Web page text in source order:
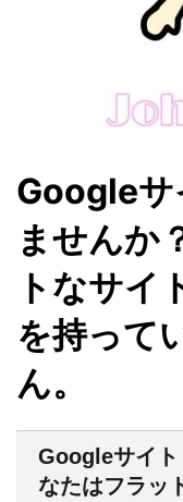
Googleサ
ませんか
トなサイ
を持って
ん。
Googleサイト
なたはフラッ